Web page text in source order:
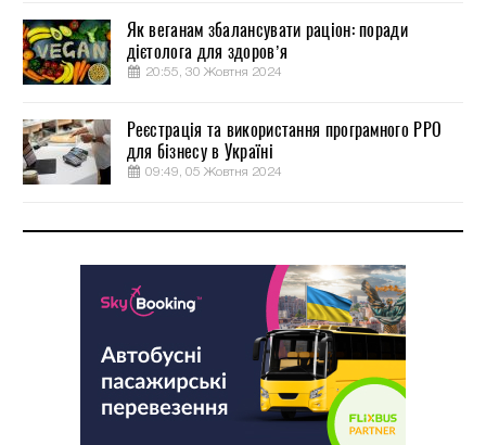
Як веганам збалансувати раціон: поради
дієтолога для здоров’я
20:55, 30 Жовтня 2024
Реєстрація та використання програмного РРО
для бізнесу в Україні
09:49, 05 Жовтня 2024